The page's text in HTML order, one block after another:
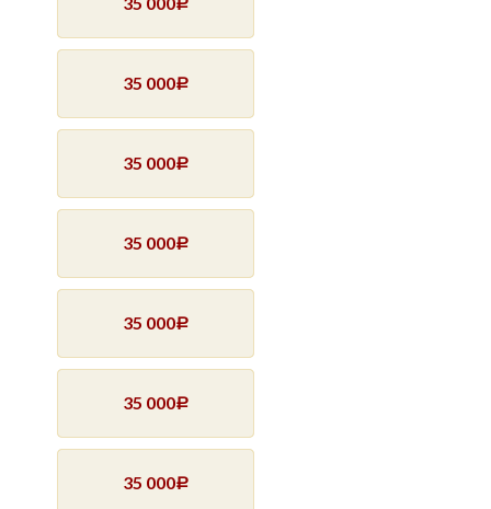
Р
35 000Р
35 000Р
35 000Р
35 000Р
35 000Р
35 000Р